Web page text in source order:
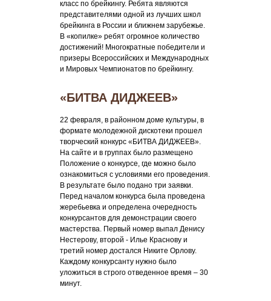
класс по брейкингу. Ребята являются
представителями одной из лучших школ
брейкинга в России и ближнем зарубежье.
В «копилке» ребят огромное количество
достижений! Многократные победители и
призеры Всероссийских и Международных
и Мировых Чемпионатов по брейкингу.
«БИТВА ДИДЖЕЕВ»
22 февраля, в районном доме культуры, в
формате молодежной дискотеки прошел
творческий конкурс «БИТВА ДИДЖЕЕВ».
На сайте и в группах было размещено
Положение о конкурсе, где можно было
ознакомиться с условиями его проведения.
В результате было подано три заявки.
Перед началом конкурса была проведена
жеребьевка и определена очередность
конкурсантов для демонстрации своего
мастерства. Первый номер выпал Денису
Нестерову, второй - Илье Краснову и
третий номер достался Никите Орлову.
Каждому конкурсанту нужно было
уложиться в строго отведенное время – 30
минут.